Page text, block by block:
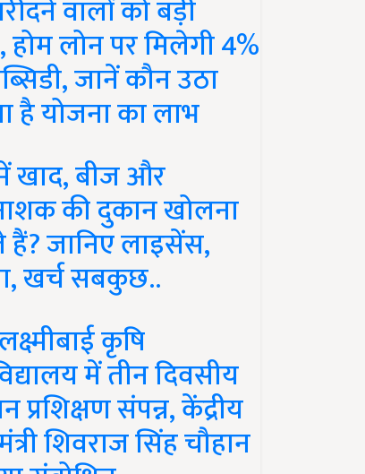
वालों को बड़ी
होम लोन पर मिलेगी 4%
जानें कौन उठा
है योजना का लाभ
खाद, बीज और
की दुकान खोलना
हैं? जानिए लाइसेंस,
खर्च सबकुछ..
कृषि
में तीन दिवसीय
प्रशिक्षण संपन्न, केंद्रीय
शिवराज सिंह चौहान